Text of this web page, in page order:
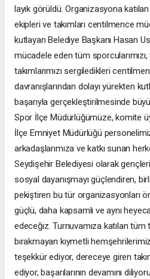
layık görüldü. Organizasyona
ekipleri ve takımları centilmence
kutlayan Belediye Başkanı Hasan
mücadele eden tüm
takımlarımızı sergiledikleri
davranışlarından dolayı yürekten
başarıyla gerçekleştirilmesinde
Spor İlçe Müdürlüğümüze, komite
İlçe Emniyet Müdürlüğü
arkadaşlarımıza ve katkı sunan
Seydişehir Belediyesi olarak
sosyal dayanışmayı güçlendiren,
pekiştiren bu tür organizasyonları
güçlü, daha kapsamlı ve aynı
edeceğiz. Turnuvamıza katılan tüm
bırakmayan kıymetli
teşekkür ediyor, dereceye giren
ediyor, başarılarının devamını